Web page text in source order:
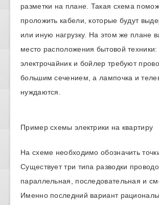
разметки на плане. Такая схема
проложить кабели, которые будут
или иную нагрузку. На этом же плане
место расположения бытовой техники:
электрочайник и бойлер требуют
большим сечением, а лампочка и
нуждаются.
Пример схемы электрики на квартиру
На схеме необходимо обозначить
Существует три типа разводки
параллельная, последовательная и
Именно последний вариант